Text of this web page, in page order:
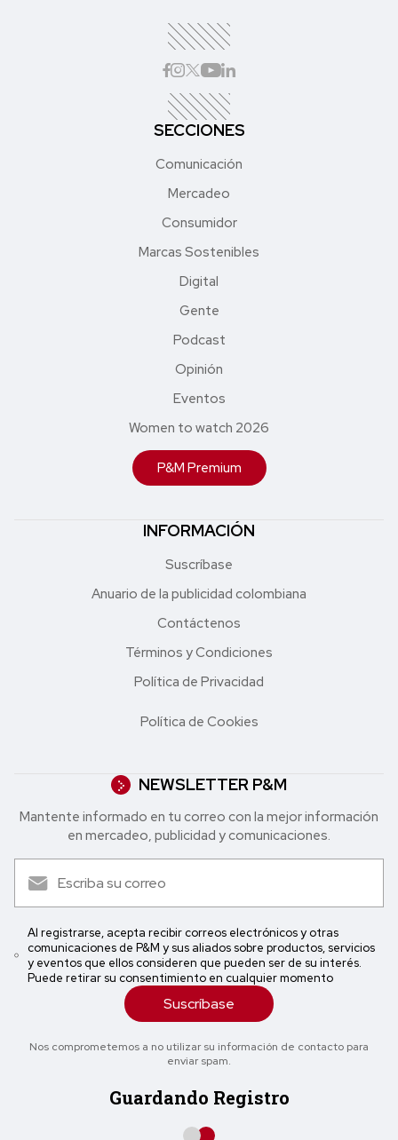
SECCIONES
Comunicación
Mercadeo
Consumidor
Marcas Sostenibles
Digital
Gente
Podcast
Opinión
Eventos
Women to watch 2026
P&M Premium
INFORMACIÓN
Suscríbase
Anuario de la publicidad colombiana
Contáctenos
Términos y Condiciones
Política de Privacidad
Política de Cookies
NEWSLETTER P&M
Mantente informado en tu correo con la mejor in formación
en mercadeo, publicidad y comunicaciones.
Al registrarse, acepta recibir correos electrónicos y otras
comunicaciones de P&M y sus aliados sobre productos, servicios
y eventos que ellos consideren que pueden ser de su interés.
Puede retirar su consentimiento en cualquier momento
Suscríbase
Nos comprometemos a no utilizar su información de contacto para
enviar spam.
Guardando Registro